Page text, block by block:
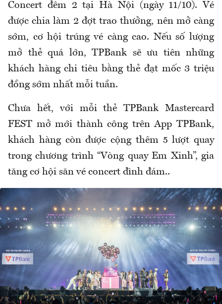
Concert đêm 2 tại Hà Nội (ngày 11/10). Vé
được chia làm 2 đợt trao thưởng, nên mở càng
sớm, cơ hội trúng vé càng cao. Nếu số lượng
mở thẻ quá lớn, TPBank sẽ ưu tiên những
khách hàng chi tiêu bằng thẻ đạt mốc 3 triệu
đồng sớm nhất mỗi tuần.
Chưa hết, với mỗi thẻ TPBank Mastercard
FEST mở mới thành công trên App TPBank,
khách hàng còn được cộng thêm 5 lượt quay
trong chương trình “Vòng quay Em Xinh”, gia
tăng cơ hội săn vé concert đình đám..